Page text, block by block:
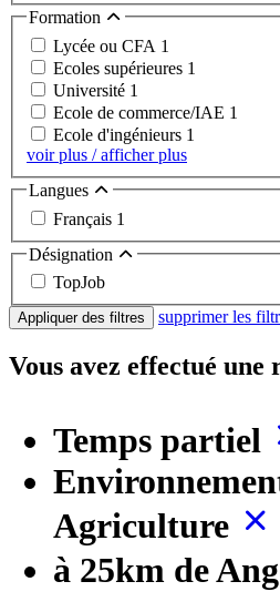
Formation
Lycée ou CFA 1
Ecoles supérieures 1
Université 1
Ecole de commerce/IAE 1
Ecole d'ingénieurs 1
voir plus / afficher plus
Langues
Français 1
Désignation
TopJob
Appliquer des filtres supprimer les
Vous avez effectué une
Temps partiel
Agriculture
à 25km de